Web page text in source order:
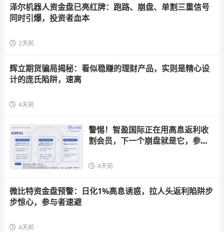
泽尔机器人资金盘已亮红牌：跑路、崩盘、单割三重信号
同时引爆，投资者血本
2天前
辉立期货骗局揭秘：看似稳赚的理财产品，实则是精心设
计的庞氏陷阱，速离
4天前
警惕！智盈国际正在用高息返利收
割会员，下一个崩盘就是它，参与
4天前
微比特资金盘预警：日化1%高息诱惑，拉人头返利陷阱步
步惊心，参与者速避
4天前